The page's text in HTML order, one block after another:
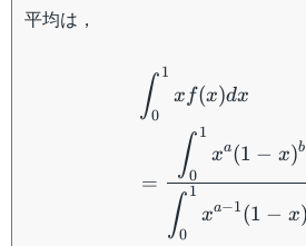
平均は，
∫0
1
x f(x)dx
=
∫0
1
xa−1(1 − x)
∫0
1
xa(1 − x)b